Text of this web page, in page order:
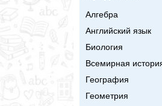
Алгебра
Английский язык
Биология
Всемирная
География
Геометрия